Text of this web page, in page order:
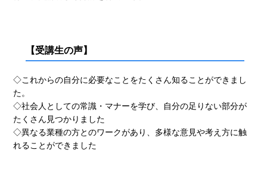
【受講生の声】
◇これからの自分に必要なことをたくさん知ることができまし
た。
◇社会人としての常識・マナーを学び、自分の足りない部分が
たくさん見つかりました
◇異なる業種の方とのワークがあり、多様な意見や考え方に触
れることができました